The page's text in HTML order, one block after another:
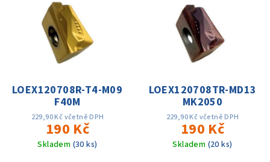
LOEX120708R-T4-M09
F40M
229,90 Kč včetně DPH
190 Kč
Skladem (30 ks)
LOEX120708TR-MD13
MK2050
229,90 Kč včetně DPH
190 Kč
Skladem (20 ks)